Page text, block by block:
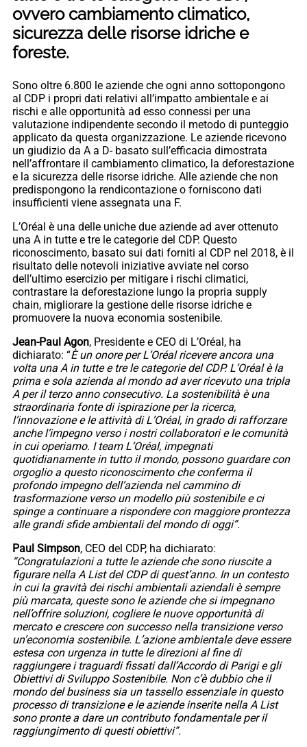
ovvero cambiamento climatico,
sicurezza delle risorse idriche e
foreste.
Sono oltre 6.800 le aziende che ogni anno sottopongono
al CDP i propri dati relativi all’impatto ambientale e ai
rischi e alle opportunità ad esso connessi per una
valutazione indipendente secondo il metodo di punteggio
applicato da questa organizzazione. Le aziende ricevono
un giudizio da A a D- basato sull’efficacia dimostrata
nell’affrontare il cambiamento climatico, la deforestazione
e la sicurezza delle risorse idriche. Alle aziende che non
predispongono la rendicontazione o forniscono dati
insufficienti viene assegnata una F.
L’Oréal è una delle uniche due aziende ad aver ottenuto
una A in tutte e tre le categorie del CDP. Questo
riconoscimento, basato sui dati forniti al CDP nel 2018, è il
risultato delle notevoli iniziative avviate nel corso
dell’ultimo esercizio per mitigare i rischi climatici,
contrastare la deforestazione lungo la propria supply
chain, migliorare la gestione delle risorse idriche e
promuovere la nuova economia sostenibile.
Jean-Paul Agon, Presidente e CEO di L’Oréal, ha
dichiarato: “È un onore per L’Oréal ricevere ancora una
volta una A in tutte e tre le categorie del CDP. L’Oréal è la
prima e sola azienda al mondo ad aver ricevuto una tripla
A per il terzo anno consecutivo. La sostenibilità è una
straordinaria fonte di ispirazione per la ricerca,
l’innovazione e le attività di L’Oréal, in grado di rafforzare
anche l’impegno verso i nostri collaboratori e le comunità
in cui operiamo. I team L’Oréal, impegnati
quotidianamente in tutto il mondo, possono guardare con
orgoglio a questo riconoscimento che conferma il
profondo impegno dell’azienda nel cammino di
trasformazione verso un modello più sostenibile e ci
spinge a continuare a rispondere con maggiore prontezza
alle grandi sfide ambientali del mondo di oggi”.
Paul Simpson, CEO del CDP, ha dichiarato:
“Congratulazioni a tutte le aziende che sono riuscite a
figurare nella A List del CDP di quest’anno. In un contesto
in cui la gravità dei rischi ambientali aziendali è sempre
più marcata, queste sono le aziende che si impegnano
nell’offrire soluzioni, cogliere le nuove opportunità di
mercato e crescere con successo nella transizione verso
un’economia sostenibile. L’azione ambientale deve essere
estesa con urgenza in tutte le direzioni al fine di
raggiungere i traguardi fissati dall’Accordo di Parigi e gli
Obiettivi di Sviluppo Sostenibile. Non c’è dubbio che il
mondo del business sia un tassello essenziale in questo
processo di transizione e le aziende inserite nella A List
sono pronte a dare un contributo fondamentale per il
raggiungimento di questi obiettivi”.